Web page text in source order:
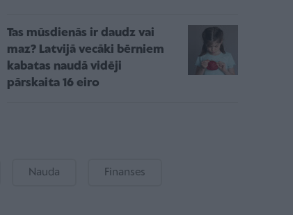
Tas mūsdienās ir daudz vai
maz? Latvijā vecāki bērniem
kabatas naudā vidēji
pārskaita 16 eiro
Nauda Finanses